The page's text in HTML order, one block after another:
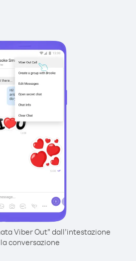
Viber Out” dall’intestazione
conversazione